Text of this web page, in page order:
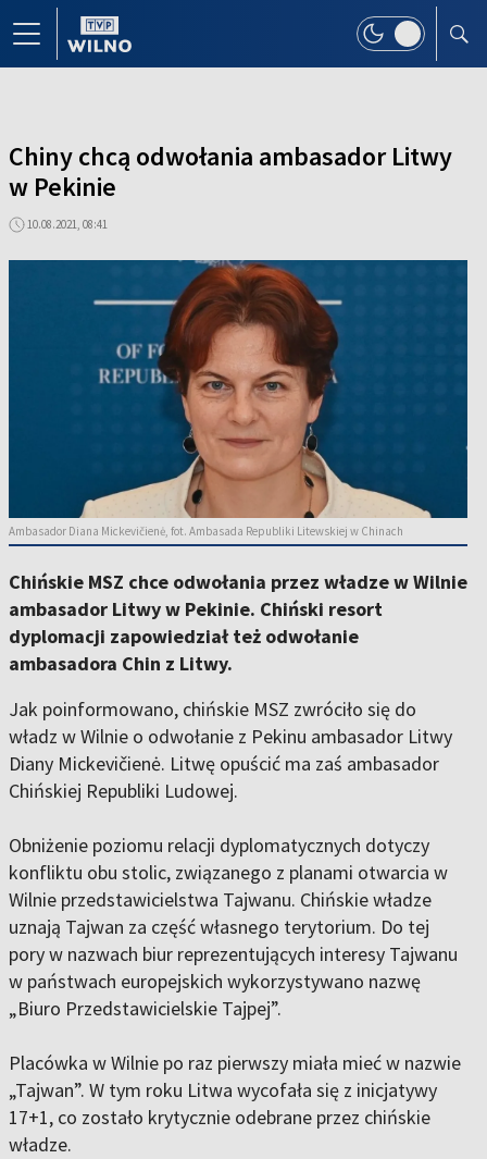
Chiny chcą odwołania ambasador Litwy
w Pekinie
10.08.2021, 08:41
Ambasador Diana Mickevičienė, fot. Ambasada Republiki Litewskiej w Chinach
Chińskie MSZ chce odwołania przez władze w Wilnie
ambasador Litwy w Pekinie. Chiński resort
dyplomacji zapowiedział też odwołanie
ambasadora Chin z Litwy.
Jak poinformowano, chińskie MSZ zwróciło się do
władz w Wilnie o odwołanie z Pekinu ambasador Litwy
Diany Mickevičienė. Litwę opuścić ma zaś ambasador
Chińskiej Republiki Ludowej.
Obniżenie poziomu relacji dyplomatycznych dotyczy
konfliktu obu stolic, związanego z planami otwarcia w
Wilnie przedstawicielstwa Tajwanu. Chińskie władze
uznają Tajwan za część własnego terytorium. Do tej
pory w nazwach biur reprezentujących interesy Tajwanu
w państwach europejskich wykorzystywano nazwę
„Biuro Przedstawicielskie Tajpej”.
Placówka w Wilnie po raz pierwszy miała mieć w nazwie
„Tajwan”. W tym roku Litwa wycofała się z inicjatywy
17+1, co zostało krytycznie odebrane przez chińskie
władze.